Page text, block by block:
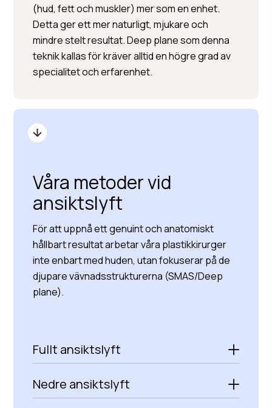
(hud, fett och muskler) mer som en enhet.
Detta ger ett mer naturligt, mjukare och
mindre stelt resultat. Deep plane som denna
teknik kallas för kräver alltid en högre grad av
specialitet och erfarenhet.
Våra metoder vid
ansiktslyft
För att uppnå ett genuint och anatomiskt
hållbart resultat arbetar våra plastikkirurger
inte enbart med huden, utan fokuserar på de
djupare vävnadsstrukturerna (SMAS/Deep
plane).
Fullt ansiktslyft
Nedre ansiktslyft